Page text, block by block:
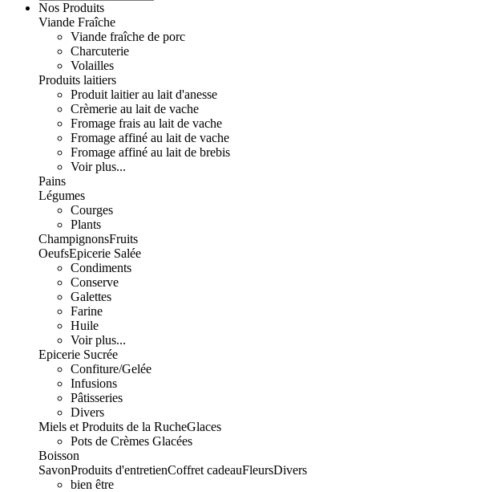
Nos Produits
Viande Fraîche
Viande fraîche de porc
Charcuterie
Volailles
Produits laitiers
Produit laitier au lait d'anesse
Crèmerie au lait de vache
Fromage frais au lait de vache
Fromage affiné au lait de vache
Fromage affiné au lait de brebis
Voir plus...
Pains
Légumes
Courges
Plants
ChampignonsFruits
OeufsEpicerie Salée
Condiments
Conserve
Galettes
Farine
Huile
Voir plus...
Epicerie Sucrée
Confiture/Gelée
Infusions
Pâtisseries
Divers
Miels et Produits de la RucheGlaces
Pots de Crèmes Glacées
Boisson
SavonProduits d'entretienCoffret cadeauFleursDivers
bien être